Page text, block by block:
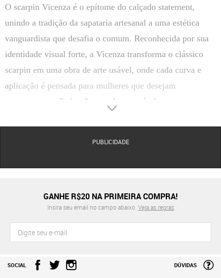
O scarpin Vicenza é o epítome do calçado statement,
unindo a tradição da sapataria artesanal a uma estética
vanguardista que desafia o comum. Reconhecida por sua
identidade visual forte, a Vicenza transforma o clássico
scarpin em uma obra de arte usável, onde cada curva e
aplicação é pensada para mulheres que desejam
transparecer sofisticação e poder através de seus
técnica que privilegia materiais nobres e ornamentos
exclusivos, estes calçados são ideais tanto para grandes
eventos quanto para transformar um look casual em uma
produção de alto impacto. A marca domina a arte de criar
silhuetas que valorizam a postura feminina, mantendo uma
PUBLICIDADE
GANHE R$20 NA PRIMEIRA COMPRA!
Insira seu email no campo abaixo. Veja as regras
SOCIAL DÚVIDAS